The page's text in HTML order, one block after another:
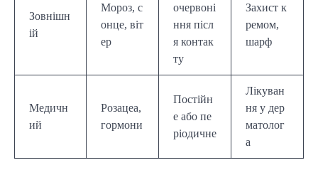
Зовнішн
ій
Мороз, с
онце, віт
ер
очервоні
ння післ
я контак
ту
Захист к
ремом,
шарф
Медичн
ий
Розацеа,
гормони
Постійн
е або пе
ріодичне
Лікуван
ня у дер
матолог
а